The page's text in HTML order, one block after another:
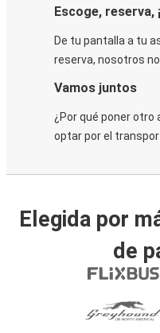
Escoge, reserva,
De tu pantalla a tu
reserva, nosotros
Vamos juntos
¿Por qué poner
optar por el
Elegida por
de